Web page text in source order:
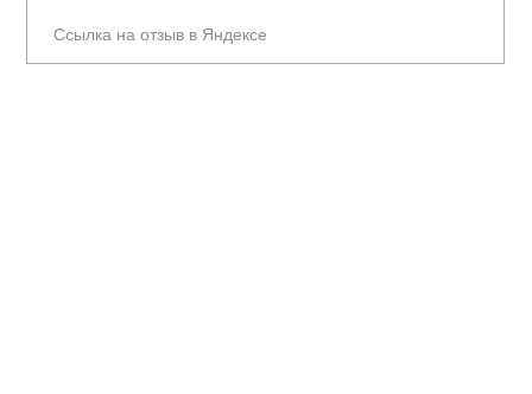
Ссылка на отзыв в Яндексе